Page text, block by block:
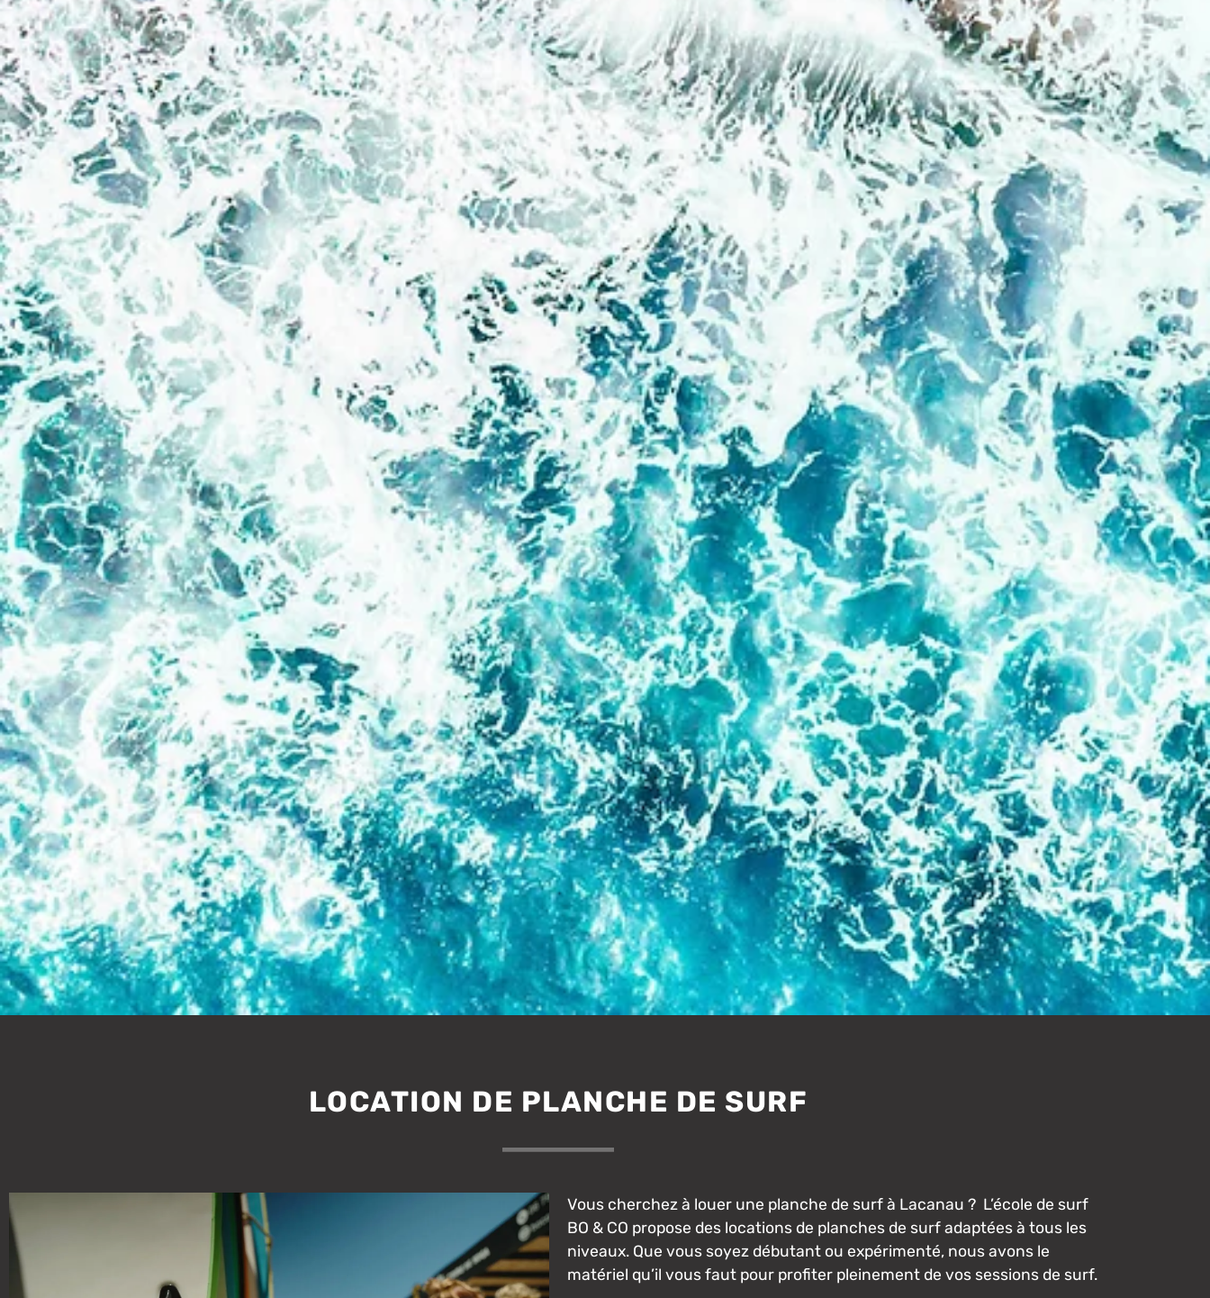
LOCATION DE PLANCHE DE SURF
Vous cherchez à louer une planche de surf à Lacanau ? L’école de surf
BO & CO propose des locations de planches de surf adaptées à tous les
niveaux. Que vous soyez débutant ou expérimenté, nous avons le
matériel qu’il vous faut pour profiter pleinement de vos sessions de surf.